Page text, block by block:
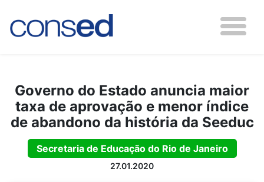
Governo do Estado anuncia maior
taxa de aprovação e menor índice
de abandono da história da Seeduc
Secretaria de Educação do Rio de Janeiro
27.01.2020